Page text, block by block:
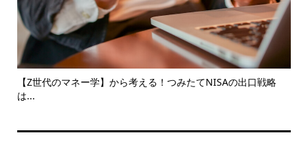
【Z世代のマネー学】から考える！つみたてNISAの出口戦略
は...